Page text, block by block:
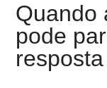
Quando
pode